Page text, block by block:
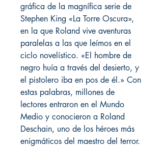
gráfica de la magnífica serie de
Stephen King «La Torre Oscura»,
en la que Roland vive aventuras
paralelas a las que leímos en el
ciclo novelístico. «El hombre de
negro huía a través del desierto, y
el pistolero iba en pos de él.» Con
estas palabras, millones de
lectores entraron en el Mundo
Medio y conocieron a Roland
Deschain, uno de los héroes más
enigmáticos del maestro del terror.